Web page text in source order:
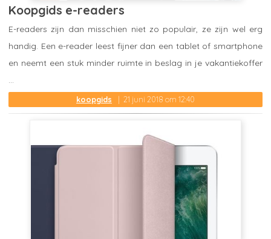
Koopgids e-readers
koopgids 21 juni 2018 om 12:40
E-readers zijn dan misschien niet zo populair, ze zijn wel erg
handig. Een e-reader leest fijner dan een tablet of smartphone
en neemt een stuk minder ruimte in beslag in je vakantiekoffer
...